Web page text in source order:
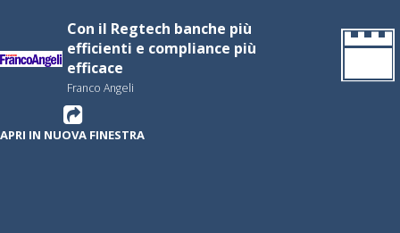
Con il Regtech banche più
efficienti e compliance più
efficace
Franco Angeli
APRI IN NUOVA FINESTRA